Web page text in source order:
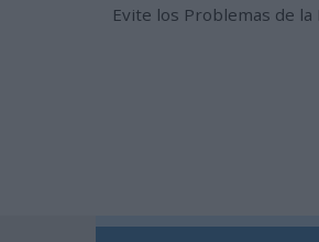
Evite los Problemas de